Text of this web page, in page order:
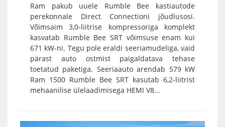
Ram pakub uuele Rumble Bee kastiautode
perekonnale Direct Connectioni jõudlusosi.
Võimsaim 3,0-liitrise kompressoriga komplekt
kasvatab Rumble Bee SRT võimsuse enam kui
671 kW-ni. Tegu pole eraldi seeriamudeliga, vaid
pärast auto ostmist paigaldatava tehase
toetatud paketiga. Seeriaauto arendab 579 kW
Ram 1500 Rumble Bee SRT kasutab 6,2-liitrist
mehaanilise ülelaadimisega HEMI V8...